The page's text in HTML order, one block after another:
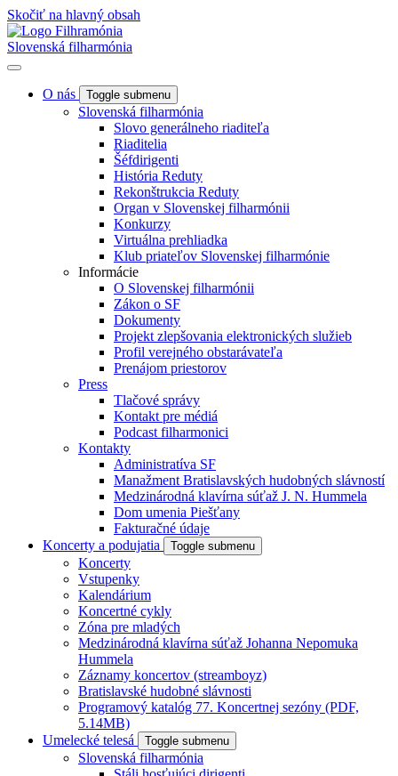
Skočiť na hlavný obsah
Slovenská filharmónia
O nás Toggle submenu
Slovenská filharmónia
Slovo generálneho riaditeľa
Riaditelia
Šéfdirigenti
História Reduty
Rekonštrukcia Reduty
Organ v Slovenskej filharmónii
Konkurzy
Virtuálna prehliadka
Klub priateľov Slovenskej filharmónie
Informácie
O Slovenskej filharmónii
Zákon o SF
Dokumenty
Projekt zlepšovania elektronických služieb
Profil verejného obstarávateľa
Prenájom priestorov
Press
Tlačové správy
Kontakt pre médiá
Podcast filharmonici
Kontakty
Administratíva SF
Manažment Bratislavských hudobných slávností
Medzinárodná klavírna súťaž J. N. Hummela
Dom umenia Piešťany
Fakturačné údaje
Koncerty a podujatia
Toggle submenu
Koncerty
Vstupenky
Kalendárium
Koncertné cykly
Zóna pre mladých
Medzinárodná klavírna súťaž Johanna Nepomuka
Hummela
Záznamy koncertov (streamboyz)
Bratislavské hudobné slávnosti
Programový katalóg 77. Koncertnej sezóny (PDF,
5.14MB)
Umelecké telesá
Toggle submenu
Slovenská filharmónia